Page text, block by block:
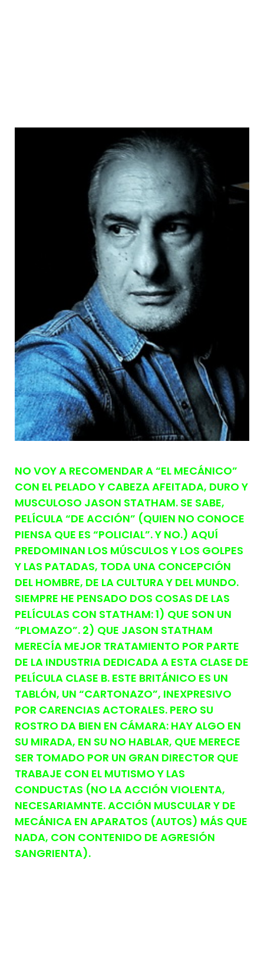
NO VOY A RECOMENDAR A “EL MECÁNICO”
CON EL PELADO Y CABEZA AFEITADA, DURO Y
MUSCULOSO JASON STATHAM. SE SABE,
PELÍCULA “DE ACCIÓN” (QUIEN NO CONOCE
PIENSA QUE ES “POLICIAL”. Y NO.) AQUÍ
PREDOMINAN LOS MÚSCULOS Y LOS GOLPES
Y LAS PATADAS, TODA UNA CONCEPCIÓN
DEL HOMBRE, DE LA CULTURA Y DEL MUNDO.
SIEMPRE HE PENSADO DOS COSAS DE LAS
PELÍCULAS CON STATHAM: 1) QUE SON UN
“PLOMAZO”. 2) QUE JASON STATHAM
MERECÍA MEJOR TRATAMIENTO POR PARTE
DE LA INDUSTRIA DEDICADA A ESTA CLASE DE
PELÍCULA CLASE B. ESTE BRITÁNICO ES UN
TABLÓN, UN “CARTONAZO”, INEXPRESIVO
POR CARENCIAS ACTORALES. PERO SU
ROSTRO DA BIEN EN CÁMARA: HAY ALGO EN
SU MIRADA, EN SU NO HABLAR, QUE MERECE
SER TOMADO POR UN GRAN DIRECTOR QUE
TRABAJE CON EL MUTISMO Y LAS
CONDUCTAS (NO LA ACCIÓN VIOLENTA,
NECESARIAMNTE. ACCIÓN MUSCULAR Y DE
MECÁNICA EN APARATOS (AUTOS) MÁS QUE
NADA, CON CONTENIDO DE AGRESIÓN
SANGRIENTA).